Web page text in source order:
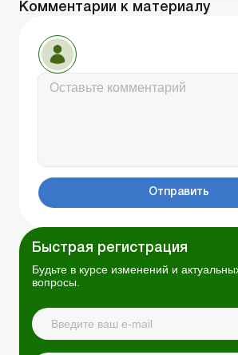
Комментарии к материалу
Отправить
Быстрая регистрация
Будьте в курсе изменений и
вопросы.